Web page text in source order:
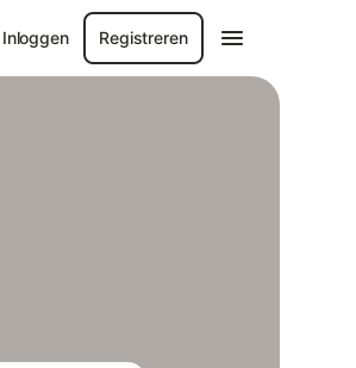
Inloggen Registreren